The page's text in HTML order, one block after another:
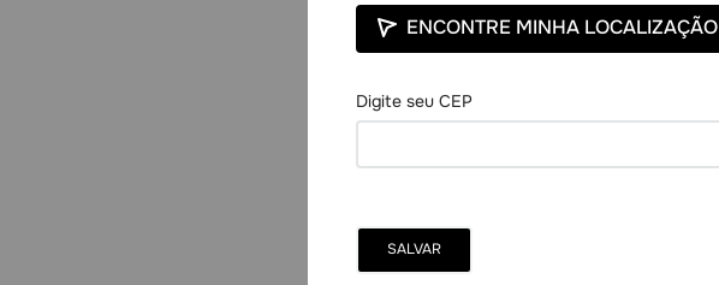
ENCONTRE MINHA LOCALIZAÇÃO